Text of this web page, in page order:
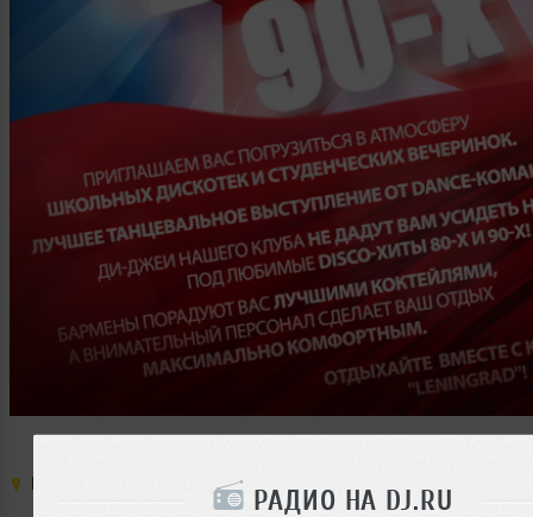
РАДИО НА DJ.RU
Место: Россия,